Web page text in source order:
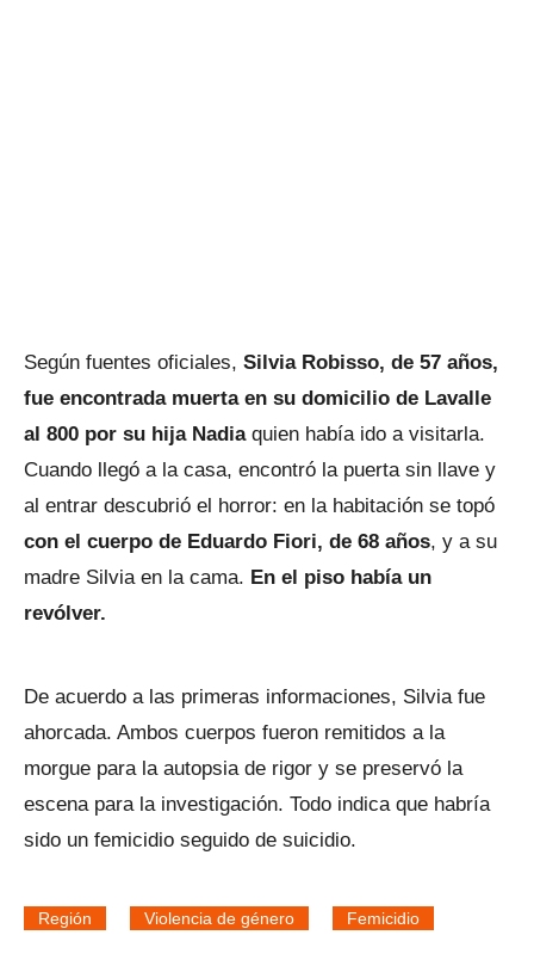
Según fuentes oficiales, Silvia Robisso, de 57 años,
fue encontrada muerta en su domicilio de Lavalle
al 800 por su hija Nadiaquien había ido a visitarla.
Cuando llegó a la casa, encontró la puerta sin llave y
al entrar descubrió el horror: en la habitación se topó
con el cuerpo de Eduardo Fiori, de 68 años, y a su
madre Silvia en la cama. En el piso había un
revólver.
De acuerdo a las primeras informaciones, Silvia fue
ahorcada. Ambos cuerpos fueron remitidos a la
morgue para la autopsia de rigor y se preservó la
escena para la investigación. Todo indica que habría
sido un femicidio seguido de suicidio.
Región Violencia de género Femicidio